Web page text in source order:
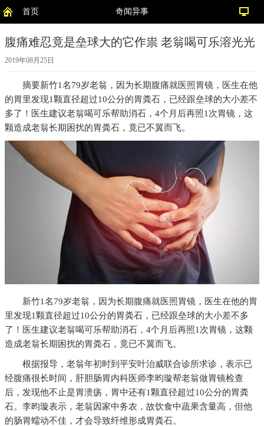
首页 奇闻异事
腹痛难忍竟是垒球大的它作祟 老翁喝可乐溶光光
2019年08月25日
摘要新竹1名79岁老翁，因为长期腹痛就医照胃镜，医生在他
的胃里发现1颗直径超过10公分的胃粪石，已经跟垒球的大小差不
多了！医生建议老翁喝可乐帮助消石，4个月后再照1次胃镜，这
颗造成老翁长期困扰的胃粪石，竟已不翼而飞。
新竹1名79岁老翁，因为长期腹痛就医照胃镜，医生在他的胃
里发现1颗直径超过10公分的胃粪石，已经跟垒球的大小差不多
了！医生建议老翁喝可乐帮助消石，4个月后再照1次胃镜，这颗
造成老翁长期困扰的胃粪石，竟已不翼而飞。
根据报导，老翁年初时到平安叶治威联合诊所求诊，表示已
经腹痛很长时间，肝胆肠胃内科医师李昀璇帮老翁做胃镜检查
后，发现他不止是胃溃疡，胃中还有1颗直径超过10公分的胃粪
石。李昀璇表示，老翁因家中务农，故饮食中蔬果含量高，但他
的肠胃蠕动不佳，才会导致纤维形成胃粪石。